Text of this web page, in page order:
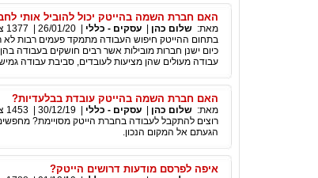
האם חברת השמה בהייטק יכול להוביל אותי
מאת: שלום כהן עסקים - כללי 26/01/20
1377
בתחום ההייטק חיפוש העבודה מתמקד פעמים רבות
כיום ישנן חברות מובילות אשר רבים חושקים בעבודה
עבודה מעולים שהן מציעות לעובדים, סביבת עבודה
האם חברת השמה בהייטק עובדת בבלעדיות?
מאת: שלום כהן עסקים - כללי 30/12/19
1453
רוצים להתקבל לעבודה בחברת הייטק מסויימת?
הגעתם אל המקום הנכון.
איפה לפרסם מודעות דרושים הייטק?